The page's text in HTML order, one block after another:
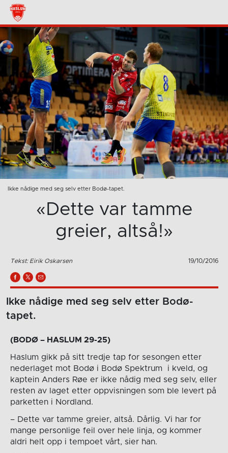
Ikke nådige med seg selv etter Bodø-tapet.
«Dette var tamme
greier, altså!»
Tekst: Eirik Oskarsen 19/10/2016
Ikke nådige med seg selv etter Bodø-
tapet.
(BODØ – HASLUM 29-25)
Haslum gikk på sitt tredje tap for sesongen etter
nederlaget mot Bodø i Bodø Spektrum i kveld, og
kaptein Anders Røe er ikke nådig med seg selv, eller
resten av laget etter oppvisningen som ble levert på
parketten i Nordland.
– Dette var tamme greier, altså. Dårlig. Vi har for
mange personlige feil over hele linja, og kommer
aldri helt opp i tempoet vårt, sier han.